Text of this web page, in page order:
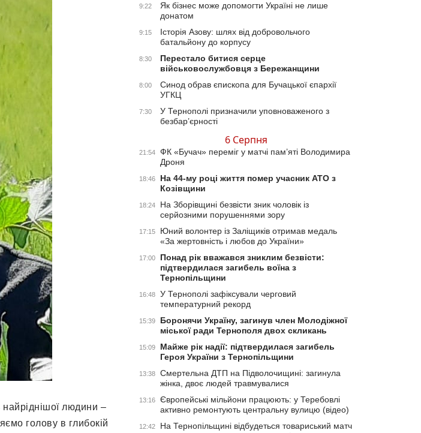
людини –
голову в глибокій
9:22
Як бізнес може допомогти Україні не лише
донатом
9:15
Історія Азову: шлях від добровольчого
батальйону до корпусу
8:30
Перестало битися серце
військовослужбовця з Бережанщини
8:00
Синод обрав єпископа для Бучацької єпархії
УГКЦ
7:30
У Тернополі призначили уповноваженого з
безбар’єрності
6 Серпня
21:54
ФК «Бучач» переміг у матчі пам’яті Володимира
Дроня
18:46
На 44-му році життя помер учасник АТО з
Козівщини
18:24
На Зборівщині безвісти зник чоловік із
серйозними порушеннями зору
17:15
Юний волонтер із Заліщиків отримав медаль
«За жертовність і любов до України»
17:00
Понад рік вважався зниклим безвісти:
підтвердилася загибель воїна з
Тернопільщини
16:48
У Тернополі зафіксували черговий
температурний рекорд
15:39
Боронячи Україну, загинув член Молодіжної
міської ради Тернополя двох скликань
15:09
Майже рік надії: підтвердилася загибель
Героя України з Тернопільщини
13:38
Смертельна ДТП на Підволочищині: загинула
жінка, двоє людей травмувалися
13:16
Європейські мільйони працюють: у Теребовлі
активно ремонтують центральну вулицю (відео)
12:42
На Тернопільщині відбудеться товариський матч